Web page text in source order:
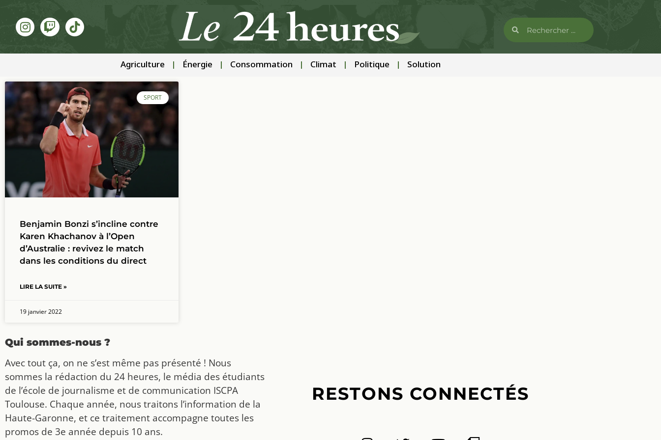
Agriculture Énergie Consommation Climat Politique Solution
SPORT
Benjamin Bonzi s’incline contre
Karen Khachanov à l’Open
d’Australie : revivez le match
dans les conditions du direct
LIRE LA SUITE »
19 janvier 2022
Qui sommes-nous ?
Avec tout ça, on ne s’est même pas présenté ! Nous
sommes la rédaction du 24 heures, le média des étudiants
de l’école de journalisme et de communication ISCPA
Toulouse. Chaque année, nous traitons l’information de la
Haute-Garonne, et ce traitement accompagne toutes les
promos de 3e année depuis 10 ans.
RESTONS CONNECTÉS